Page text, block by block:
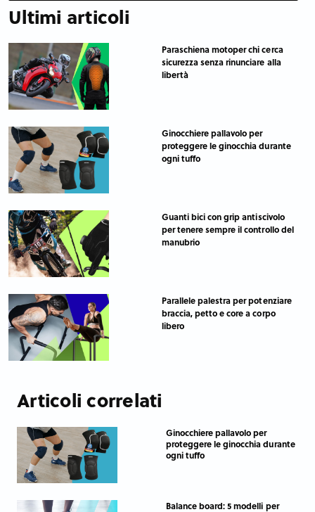
Ultimi articoli
Paraschiena motoper chi cerca
sicurezza senza rinunciare alla
libertà
Ginocchiere pallavolo per
proteggere le ginocchia durante
ogni tuffo
Guanti bici con grip antiscivolo
per tenere sempre il controllo del
manubrio
Parallele palestra per potenziare
braccia, petto e core a corpo
libero
Articoli correlati
Ginocchiere pallavolo per
proteggere le ginocchia durante
ogni tuffo
Balance board: 5 modelli per